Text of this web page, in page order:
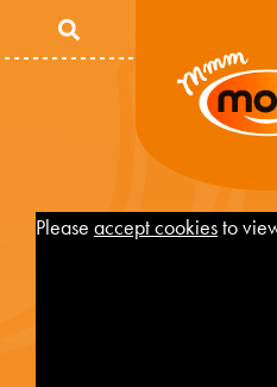
Overslaan en naar de inhoud gaan
Please accept cookiesto